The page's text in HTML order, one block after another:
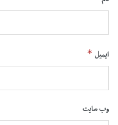
ایمیل *
وب‌ سایت